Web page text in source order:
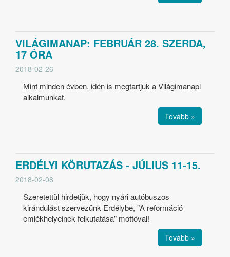
VILÁGIMANAP: FEBRUÁR 28. SZERDA,
17 ÓRA
2018-02-26
Mint minden évben, idén is megtartjuk a Világimanapi
alkalmunkat.
Tovább »
ERDÉLYI KÖRUTAZÁS - JÚLIUS 11-15.
2018-02-08
Szeretettül hirdetjük, hogy nyári autóbuszos
kirándulást szervezünk Erdélybe, "A reformáció
emlékhelyeinek felkutatása" mottóval!
Tovább »